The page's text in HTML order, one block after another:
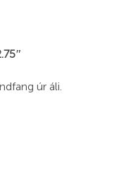
úr áli.